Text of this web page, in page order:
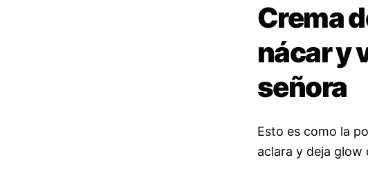
Crema
nácar y
señora
Esto es como la
aclara y deja glow